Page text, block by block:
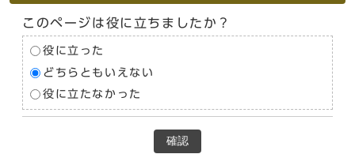
このページは役に立ちましたか？
役に立った
どちらともいえない
役に立たなかった
確認